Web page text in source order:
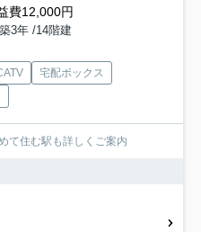
費12,000円
3年 /14階建
宅配ボックス
て住む駅も詳しくご案内